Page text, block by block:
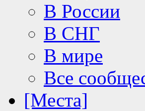
В России
В СНГ
В мире
Все
[Места]